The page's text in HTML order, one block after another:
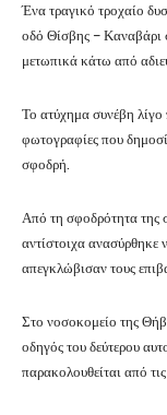
Ένα τραγικό τροχαίο
οδό Θίσβης – Καναβάρι
μετωπικά κάτω από
Το ατύχημα συνέβη λίγο
φωτογραφίες που
σφοδρή.
Από τη σφοδρότητα της
αντίστοιχα ανασύρθηκε
απεγκλώβισαν τους
Στο νοσοκομείο της
οδηγός του δεύτερου
παρακολουθείται από